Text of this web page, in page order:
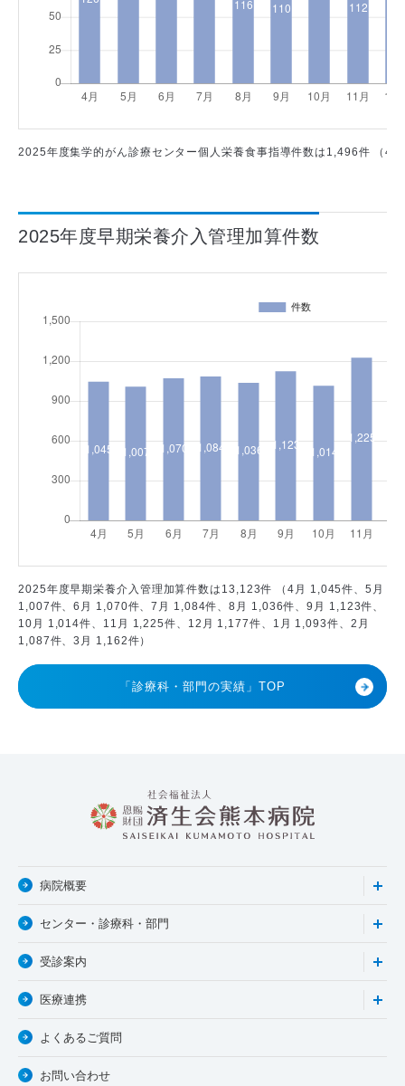
2025年度集学的がん診療センター個人栄養食事指導件数は1,496件 （
2025年度早期栄養介入管理加算件数
2025年度早期栄養介入管理加算件数は13,123件 （4月 1,045件、5月
1,007件、6月 1,070件、7月 1,084件、8月 1,036件、9月 1,123件、
10月 1,014件、11月 1,225件、12月 1,177件、1月 1,093件、2月
1,087件、3月 1,162件）
「診療科・部門の実績」TOP
病院概要
センター・診療科・部門
受診案内
医療連携
よくあるご質問
お問い合わせ